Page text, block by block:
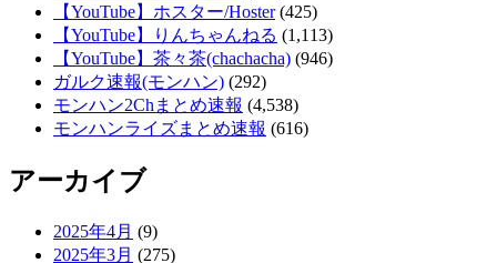
【YouTube】ホスター/Hoster(425)
【YouTube】りんちゃんねる (1,113)
【YouTube】茶々茶(chachacha) (946)
ガルク速報(モンハン) (292)
モンハン2Chまとめ速報 (4,538)
モンハンライズまとめ速報 (616)
アーカイブ
2025年4月 (9)
2025年3月 (275)